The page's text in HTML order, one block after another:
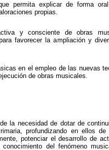
permita explicar de forma
propias.
y consciente de obras
favorecer la ampliación y
en el empleo de las nuevas
de obras musicales.
la necesidad de dotar de
profundizando en ellos
potenciar el desarrollo de
del fenómeno